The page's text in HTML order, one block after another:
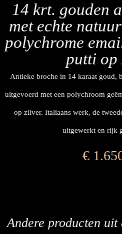
14 krt. gouden
met echte
polychrome
putti op
Antieke broche in 14 karaat goud,
uitgevoerd met een polychroom
op zilver. Italiaans werk, de
uitgewerkt en rijk
€
Andere producten uit